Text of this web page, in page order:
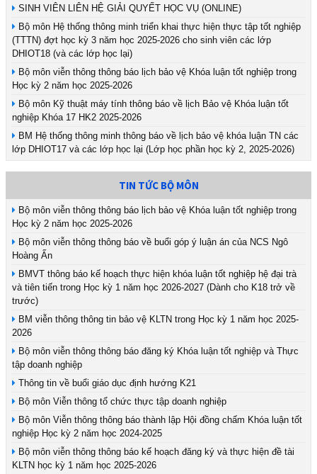
SINH VIÊN LIÊN HỆ GIẢI QUYẾT HỌC VỤ (ONLINE)
Bộ môn Hệ thống thông minh triển khai thực hiện thực tập tốt nghiệp
(TTTN) đợt học kỳ 3 năm học 2025-2026 cho sinh viên các lớp
DHIOT18 (và các lớp học lại)
Bộ môn viễn thông thông báo lịch bảo vệ Khóa luận tốt nghiệp trong
Học kỳ 2 năm học 2025-2026
Bộ môn Kỹ thuật máy tính thông báo về lịch Bảo vệ Khóa luận tốt
nghiệp Khóa 17 HK2 2025-2026
BM Hệ thống thông minh thông báo về lịch bảo vệ khóa luận TN các
lớp DHIOT17 và các lớp học lại (Lớp học phần học kỳ 2, 2025-2026)
TIN TỨC BỘ MÔN
Bộ môn viễn thông thông báo lịch bảo vệ Khóa luận tốt nghiệp trong
Học kỳ 2 năm học 2025-2026
Bộ môn viễn thông thông báo về buổi góp ý luận án của NCS Ngô
Hoàng Ấn
BMVT thông báo kế hoạch thực hiện khóa luận tốt nghiệp hệ đại trà
và tiên tiến trong Học kỳ 1 năm học 2026-2027 (Dành cho K18 trở về
trước)
BM viễn thông thông tin bảo vệ KLTN trong Học kỳ 1 năm học 2025-
2026
Bộ môn viễn thông thông báo đăng ký Khóa luận tốt nghiệp và Thực
tập doanh nghiệp
Thông tin về buổi giáo dục định hướng K21
Bộ môn Viễn thông tổ chức thực tập doanh nghiệp
Bộ môn Viễn thông thông báo thành lập Hội đồng chấm Khóa luận tốt
nghiệp Học kỳ 2 năm học 2024-2025
Bộ môn viễn thông thông báo kế hoạch đăng ký và thực hiện đề tài
KLTN học kỳ 1 năm học 2025-2026